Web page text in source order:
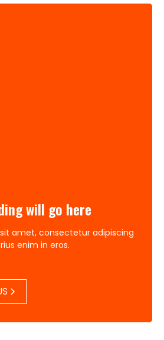
will go here
amet, consectetur adipiscing
enim in eros.